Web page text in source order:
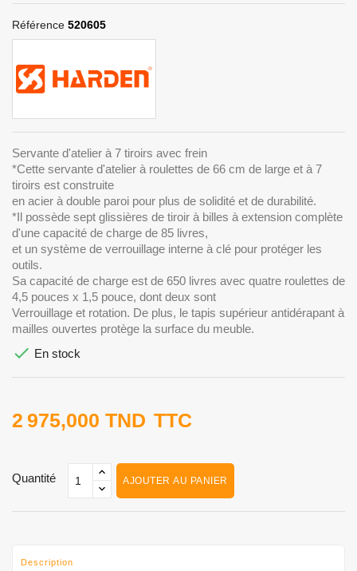
Référence 520605
Servante d'atelier à 7 tiroirs avec frein
*Cette servante d'atelier à roulettes de 66 cm de large et à 7
tiroirs est construite
en acier à double paroi pour plus de solidité et de durabilité.
*Il possède sept glissières de tiroir à billes à extension complète
d'une capacité de charge de 85 livres,
et un système de verrouillage interne à clé pour protéger les
outils.
Sa capacité de charge est de 650 livres avec quatre roulettes de
4,5 pouces x 1,5 pouce, dont deux sont
Verrouillage et rotation. De plus, le tapis supérieur antidérapant à
mailles ouvertes protège la surface du meuble.
 En stock
2 975,000 TND TTC
Quantité AJOUTER AU PANIER
Description